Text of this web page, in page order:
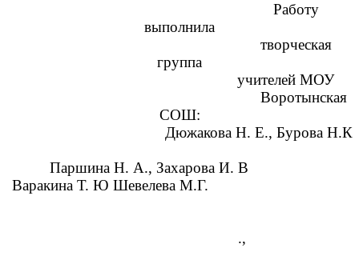
Работу
выполнила
творческая
группа
учителей МОУ
Воротынская
СОШ:
Дюжакова Н. Е., Бурова Н.К
Паршина Н. А., Захарова И. В
Варакина Т. Ю Шевелева М.Г.
.,